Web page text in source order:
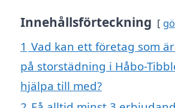
Innehållsförteckning
1 Vad kan ett företag som
på storstädning i Håbo-
hjälpa till med?